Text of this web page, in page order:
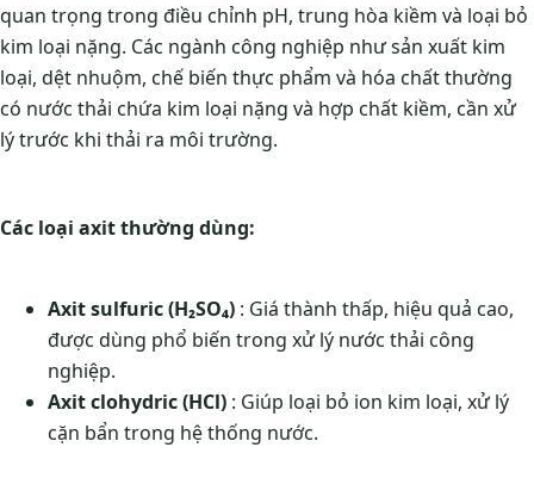
quan trọng trong điều chỉnh pH, trung hòa kiềm và loại bỏ
kim loại nặng. Các ngành công nghiệp như sản xuất kim
loại, dệt nhuộm, chế biến thực phẩm và hóa chất thường
có nước thải chứa kim loại nặng và hợp chất kiềm, cần xử
lý trước khi thải ra môi trường.
Các loại axit thường dùng:
Axit sulfuric (H₂SO₄) : Giá thành thấp, hiệu quả cao,
được dùng phổ biến trong xử lý nước thải công
nghiệp.
Axit clohydric (HCl) : Giúp loại bỏ ion kim loại, xử lý
cặn bẩn trong hệ thống nước.